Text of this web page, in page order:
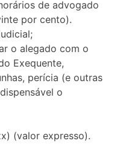
de advogado
por cento).
o alegado com o
Exequente,
perícia (e outras
o
(valor expresso).